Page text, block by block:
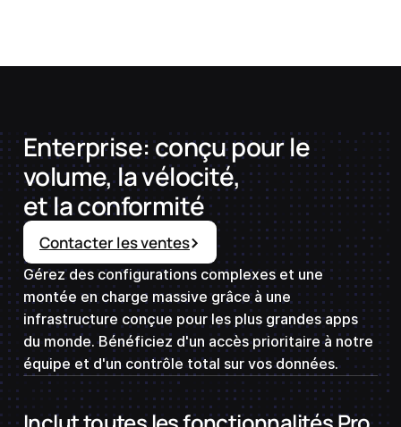
Enterprise: conçu pour le
volume, la vélocité,
et la conformité
Contacter les ventes
Gérez des configurations complexes et une
montée en charge massive grâce à une
infrastructure conçue pour les plus grandes apps
du monde. Bénéficiez d'un accès prioritaire à notre
équipe et d'un contrôle total sur vos données.